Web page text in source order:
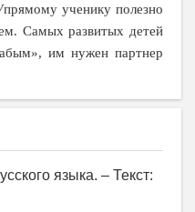
ученику полезно
Самых развитых детей
им нужен партнер
языка. – Текст: